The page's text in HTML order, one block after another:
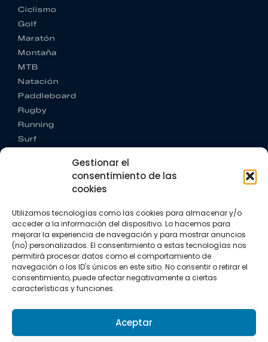
Gestionar el
consentimiento de las
cookies
Utilizamos tecnologías como las cookies para almacenar y/o
acceder a la información del dispositivo. Lo hacemos para
mejorar la experiencia de navegación y para mostrar anuncios
(no) personalizados. El consentimiento a estas tecnologías nos
permitirá procesar datos como el comportamiento de
navegación o los ID's únicos en este sitio. No consentir o retirar el
consentimiento, puede afectar negativamente a ciertas
características y funciones.
Aceptar
Ciclismo
Golf
Maratón
Montaña
MTB
Natación
Paddleboard
Rugby
Running
Surf
CONTACTO
+34 662 342 177
info@vkssport.com
SÍGUENOS
Política de privacidad
Política de cookies